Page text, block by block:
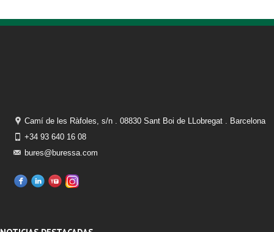
Camí de les Ràfoles, s/n . 08830 Sant Boi de LLobregat . Barcelona
+34 93 640 16 08
bures@buressa.com